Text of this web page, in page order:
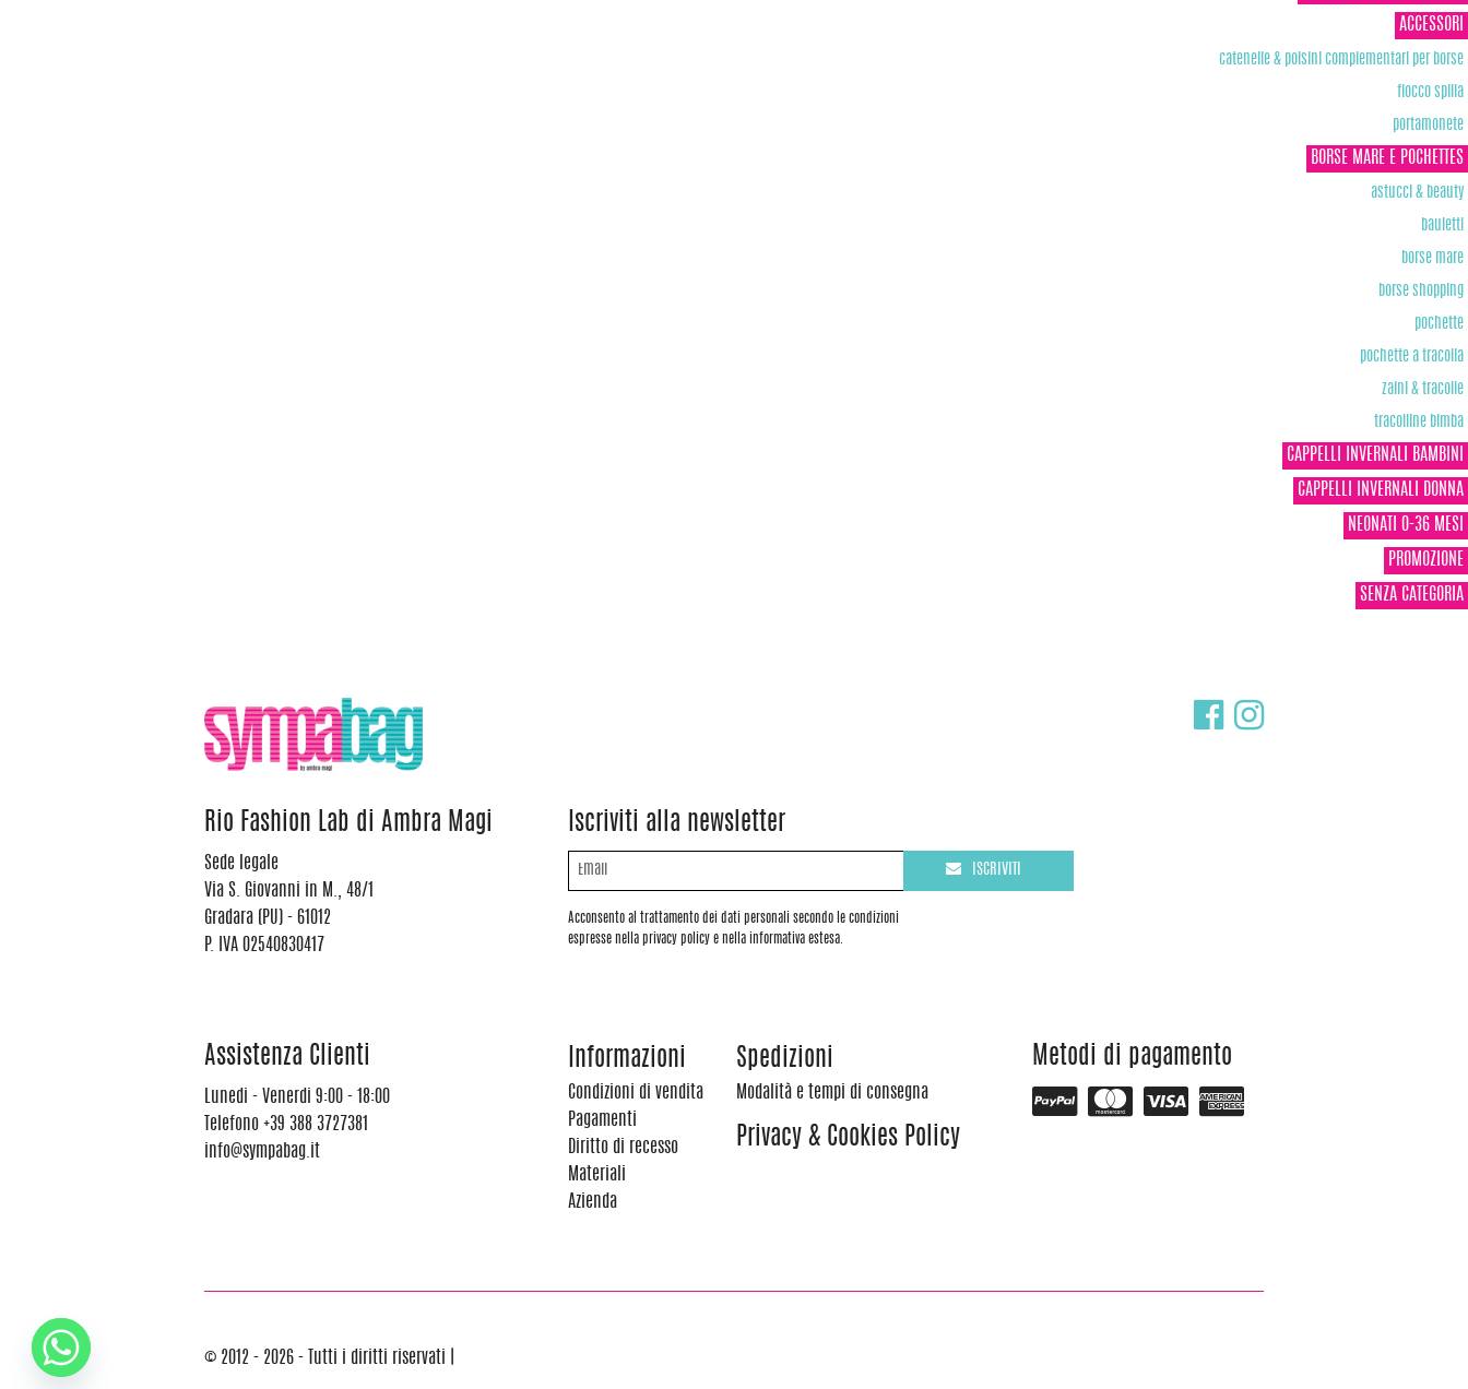
ACCESSORI
catenelle & polsini complementari per borse
fiocco spilla
portamonete
BORSE MARE E POCHETTES
astucci & beauty
bauletti
borse mare
borse shopping
pochette
pochette a tracolla
zaini & tracolle
tracolline bimba
CAPPELLI INVERNALI BAMBINI
CAPPELLI INVERNALI DONNA
NEONATI 0-36 MESI
PROMOZIONE
SENZA CATEGORIA
Rio Fashion Lab di Ambra Magi
Sede legale
Via S. Giovanni in M., 48/1
Gradara (PU) - 61012
P. IVA 02540830417
Iscriviti alla newsletter
Acconsento al trattamento dei dati personali secondo le condizioni
espresse nella privacy policy e nella informativa estesa.
ISCRIVITI
Assistenza Clienti
Lunedi - Venerdi 9:00 - 18:00
Telefono +39 388 3727381
info@sympabag.it
Informazioni
Condizioni di vendita
Pagamenti
Diritto di recesso
Materiali
Azienda
Spedizioni
Modalità e tempi di consegna
Privacy & Cookies Policy
Metodi di pagamento
© 2012 - 2026 - Tutti i diritti riservati |